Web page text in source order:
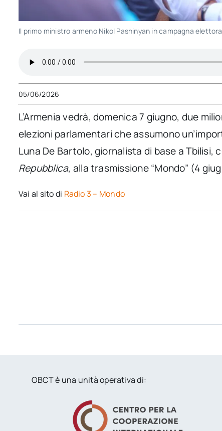
Il primo ministro armeno Nikol Pashinyan in campagna
05/06/2026
L’Armenia vedrà, domenica 7 giugno, due
elezioni parlamentari che assumono
Luna De Bartolo, giornalista di base a Tbilisi,
Repubblica, alla trasmissione “Mondo” (4
Vai al sito di Radio 3 – Mondo
OBCT è una unità operativa di: